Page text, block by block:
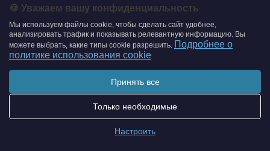
+7 (495) 204-19-33
zakaz@smtrading.ru
Политика обработки персональных данных
Политика использования cookie
Согласие на обработку персональных данных
🍪 Уважаем вашу конфиденциальность
Мы используем файлы cookie, чтобы сделать сайт удобнее,
анализировать трафик и показывать релевантную информацию. Вы
можете выбрать, какие типы cookie разрешить. Подробнее о
политике использования cookie
Принять все
Только необходимые
Настроить